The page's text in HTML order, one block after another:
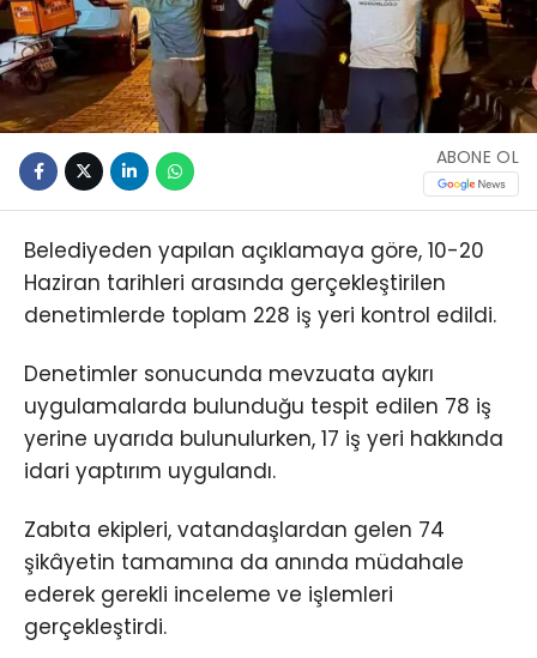
ABONE OL
Belediyeden yapılan açıklamaya göre, 10-20
Haziran tarihleri arasında gerçekleştirilen
denetimlerde toplam 228 iş yeri kontrol edildi.
Denetimler sonucunda mevzuata aykırı
uygulamalarda bulunduğu tespit edilen 78 iş
yerine uyarıda bulunulurken, 17 iş yeri hakkında
idari yaptırım uygulandı.
Zabıta ekipleri, vatandaşlardan gelen 74
şikâyetin tamamına da anında müdahale
ederek gerekli inceleme ve işlemleri
gerçekleştirdi.